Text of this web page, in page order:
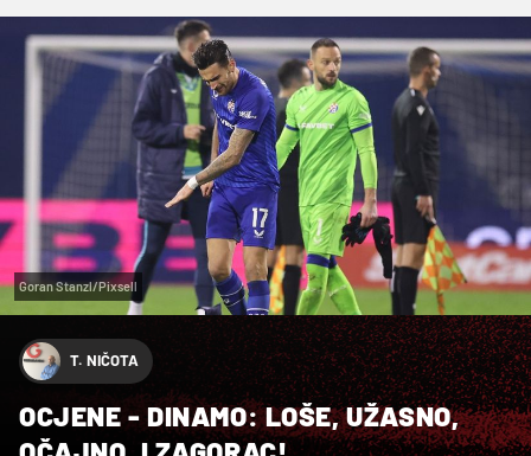
Goran Stanzl/Pixsell
T. NIČOTA
OCJENE - DINAMO: LOŠE, UŽASNO,